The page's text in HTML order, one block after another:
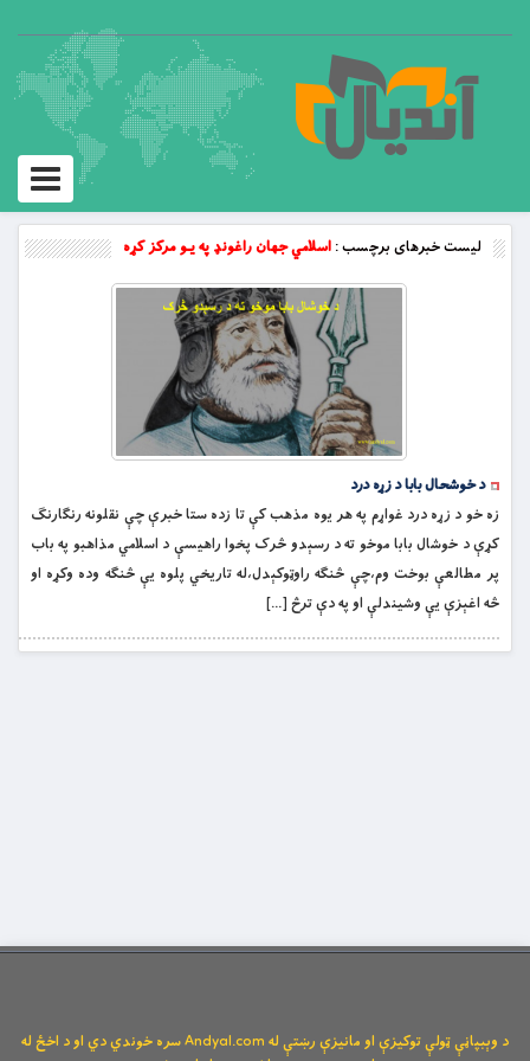
Toggle
لیست خبرهای برچسب :اسلامي جهان راغونډ په يـو مرکز کړه
د خوشحال بابا د زړه درد
زه خو د زړه درد غواړم په هر يوه مذهب كې تا زده ستا خبرې چې نقلونه رنګارنګ
كړې د خوشال بابا موخو ته د رسېدو څرک پخوا راهيسې د اسلامي مذاهبو په باب
پر مطالعې بوخت وم،چې څنګه راوټوکېدل،له تاريخي پلوه يې څنګه وده وکړه او
څه اغېزې يې وشيندلې او په دې ترڅ […]
د وېبپاڼې ټولې توکیزې او مانیزې رښتې له Andyal.com سره خوندي دي او د اخځ له